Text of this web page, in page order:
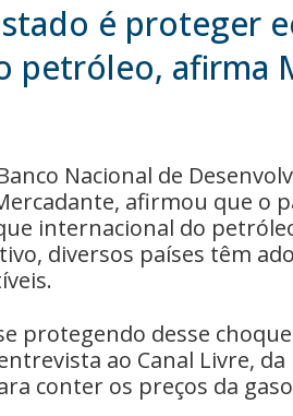
é proteger
petróleo, afirma
Nacional de
afirmou que o
internacional do
diversos países têm
protegendo desse
ao Canal Livre,
conter os preços da